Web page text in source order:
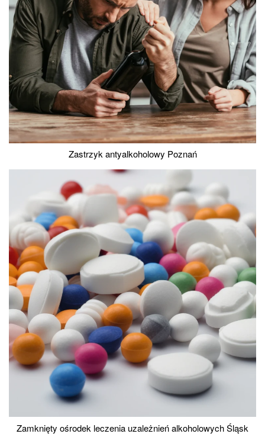
Zastrzyk antyalkoholowy Poznań
Zamknięty ośrodek leczenia uzależnień alkoholowych Śląsk